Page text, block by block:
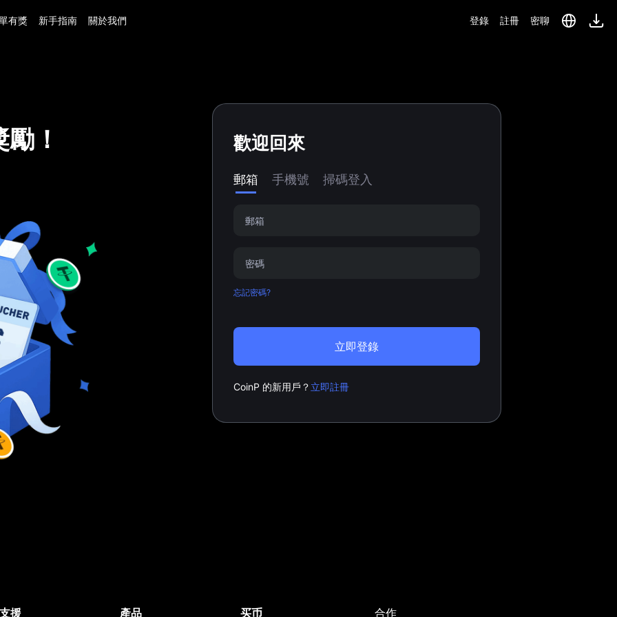
有獎 新手指南 關於我們 登錄 註冊 密聊
！ 歡迎回來
郵箱 手機號 掃碼登入
忘記密碼?
立即登錄
CoinP 的新用戶？ 立即註冊
支援 產品 买币 合作